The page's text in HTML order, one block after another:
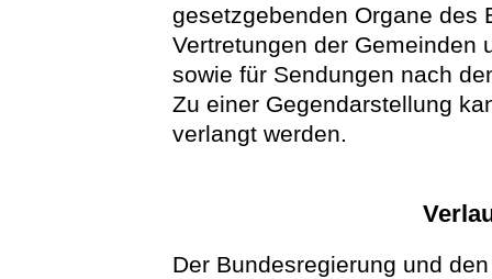
gesetzgebenden Organe des
Vertretungen der Gemeinden
sowie für Sendungen nach
Zu einer Gegendarstellung
verlangt werden.
Der Bundesregierung und